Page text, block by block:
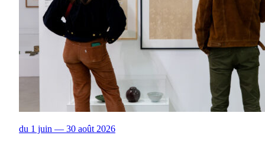
du 1 juin — 30 août 2026